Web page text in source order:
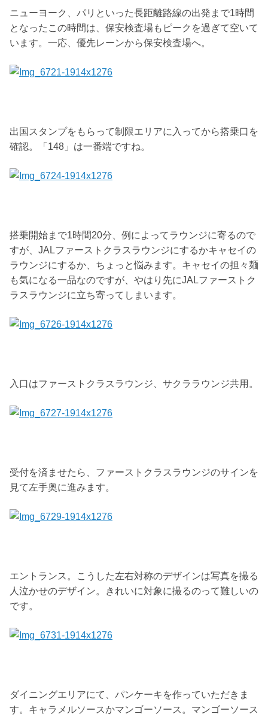
ニューヨーク、パリといった長距離路線の出発まで1時間
となったこの時間は、保安検査場もピークを過ぎて空いて
います。一応、優先レーンから保安検査場へ。
出国スタンプをもらって制限エリアに入ってから搭乗口を
確認。「148」は一番端ですね。
搭乗開始まで1時間20分、例によってラウンジに寄るので
すが、JALファーストクラスラウンジにするかキャセイの
ラウンジにするか、ちょっと悩みます。キャセイの担々麺
も気になる一品なのですが、やはり先にJALファーストク
ラスラウンジに立ち寄ってしまいます。
入口はファーストクラスラウンジ、サクララウンジ共用。
受付を済ませたら、ファーストクラスラウンジのサインを
見て左手奥に進みます。
エントランス。こうした左右対称のデザインは写真を撮る
人泣かせのデザイン。きれいに対象に撮るのって難しいの
です。
ダイニングエリアにて、パンケーキを作っていただきま
す。キャラメルソースかマンゴーソース。マンゴーソース